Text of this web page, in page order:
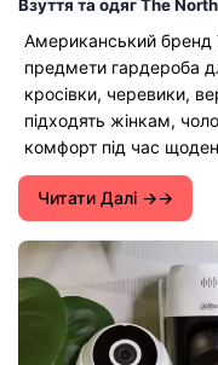
Взуття та одяг The
Американський бренд
предмети гардероба
кросівки, черевики,
підходять жінкам,
комфорт під час
Читати Далі →